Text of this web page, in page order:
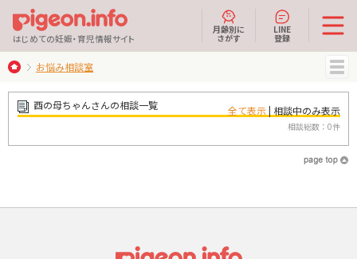
はじめての妊娠・育児情報サイト
月齢別に
さがす
LINE
登録
MENU
お悩み相談室
酉の母ちゃんさんの相談一覧 全て表示| 相談中のみ表示
相談総数：0件